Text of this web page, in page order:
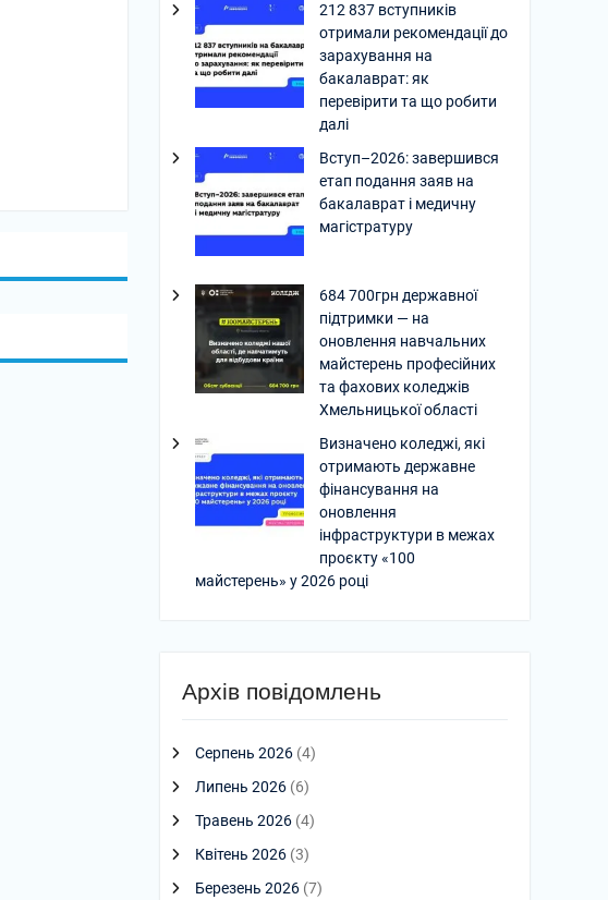
212 837 вступників
отримали рекомендації до
зарахування на
бакалаврат: як
перевірити та що робити
далі
Вступ–2026: завершився
етап подання заяв на
бакалаврат і медичну
магістратуру
684 700грн державної
підтримки — на
оновлення навчальних
майстерень професійних
та фахових коледжів
Хмельницької області
Визначено коледжі, які
отримають державне
фінансування на
оновлення
інфраструктури в межах
проєкту «100
майстерень» у 2026 році
Архів повідомлень
Серпень 2026 (4)
Липень 2026 (6)
Травень 2026 (4)
Квітень 2026 (3)
Березень 2026 (7)